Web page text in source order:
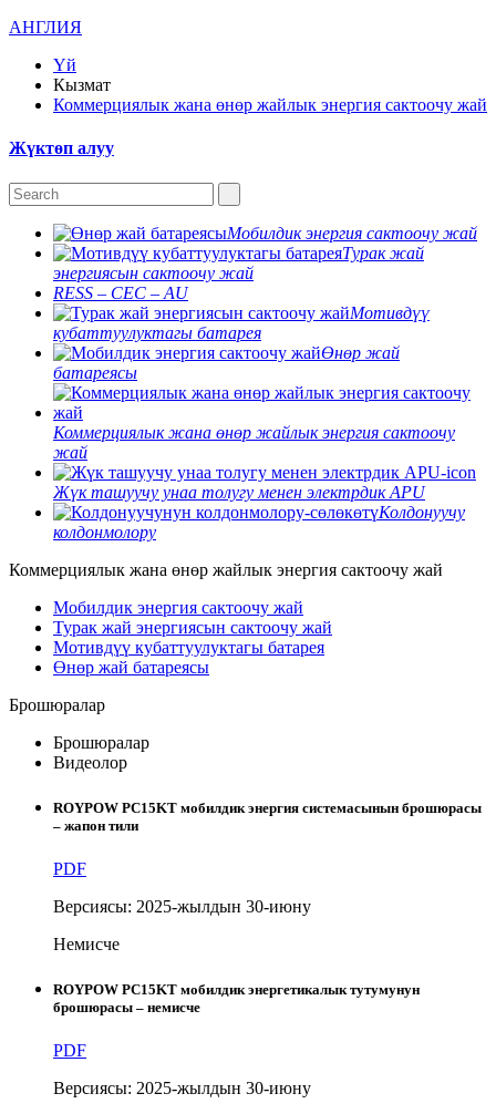
АНГЛИЯ
Үй
Кызмат
Коммерциялык жана өнөр жайлык энергия сактоочу жай
Жүктөп алуу
Мобилдик энергия сактоочу жай
Турак жай
энергиясын сактоочу жай
RESS – CEC – AU
Мотивдүү
кубаттуулуктагы батарея
Өнөр жай
батареясы
Коммерциялык жана өнөр жайлык энергия сактоочу
жай
Жүк ташуучу унаа толугу менен электрдик APU
Колдонуучу
колдонмолору
Коммерциялык жана өнөр жайлык энергия сактоочу жай
Мобилдик энергия сактоочу жай
Турак жай энергиясын сактоочу жай
Мотивдүү кубаттуулуктагы батарея
Өнөр жай батареясы
Брошюралар
Брошюралар
Видеолор
ROYPOW PC15KT мобилдик энергия системасынын брошюрасы
– жапон тили
PDF
Версиясы: 2025-жылдын 30-июну
Немисче
ROYPOW PC15KT мобилдик энергетикалык тутумунун
брошюрасы – немисче
PDF
Версиясы: 2025-жылдын 30-июну